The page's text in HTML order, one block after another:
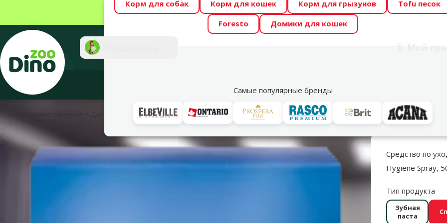
Весь месяц Dino Zoo предлагает отличные цены на ТОП-овые корма! 🍖
Фотоконкурс “GADA ŪSAIŅI”! Возможно Твой питомец станет звездой
Корм для собак Корм для кошек Корм для грызунов
Tofu песок
Foresto
Домики для кошек
Самые популярные бренды
Акции
Уход и гигиена Забота о зубах Средства гигиены TRIXIE Dental Hygiene Spray, 50 мл
Средство по
Hygiene Spray,
Тип продукта
Зубная
паста